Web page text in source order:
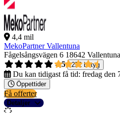
4,4 mil
MekoPartner Vallentuna
Fågelsångsvägen 6 18642 Vallentuna
4,5
252 betyg
Du kan tidigast få tid: fredag den
Öppettider
Få offerter
Detaljer